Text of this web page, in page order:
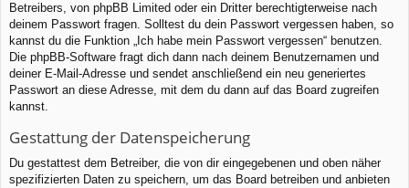
Betreibers, von phpBB Limited oder ein Dritter berechtigterweise nach
deinem Passwort fragen. Solltest du dein Passwort vergessen haben, so
kannst du die Funktion „Ich habe mein Passwort vergessen“ benutzen.
Die phpBB-Software fragt dich dann nach deinem Benutzernamen und
deiner E-Mail-Adresse und sendet anschließend ein neu generiertes
Passwort an diese Adresse, mit dem du dann auf das Board zugreifen
kannst.
Gestattung der Datenspeicherung
Du gestattest dem Betreiber, die von dir eingegebenen und oben näher
spezifizierten Daten zu speichern, um das Board betreiben und anbieten